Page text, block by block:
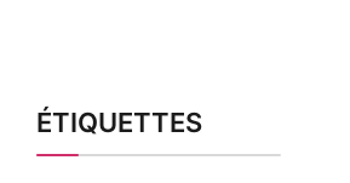
ÉTIQUETTES